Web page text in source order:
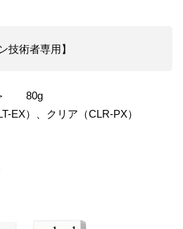
術者専用】
＞ 80g
EX）、クリア（CLR-PX）